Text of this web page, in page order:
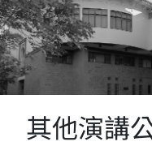
其他演講